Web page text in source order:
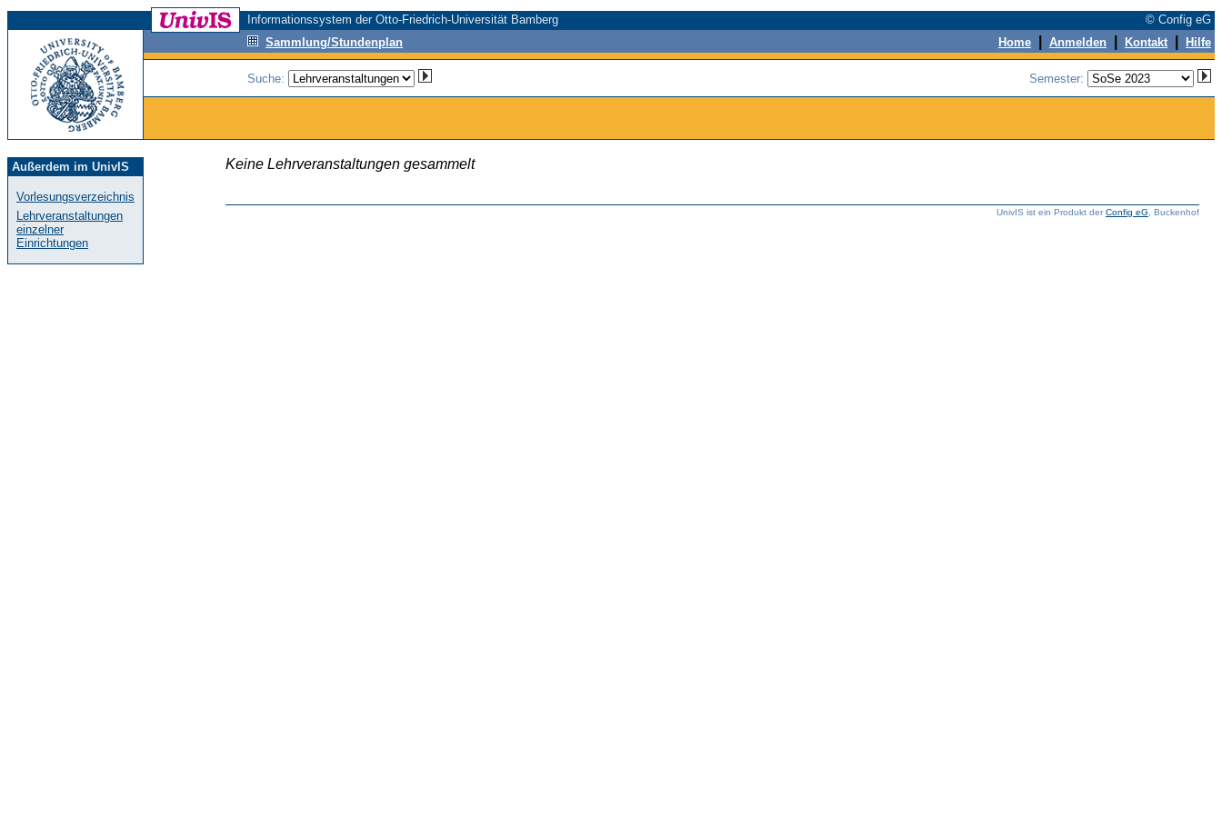
Informationssystem der Otto-Friedrich-Universität Bamberg
© Config eG
Sammlung/Stundenplan
Home Anmelden Kontakt Hilfe
Suche: Semester:
Außerdem im UnivIS
Vorlesungsverzeichnis
Lehrveranstaltungen
einzelner
Einrichtungen
Keine Lehrveranstaltungen gesammelt
UnivIS ist ein Produkt derConfig eG , Buckenhof